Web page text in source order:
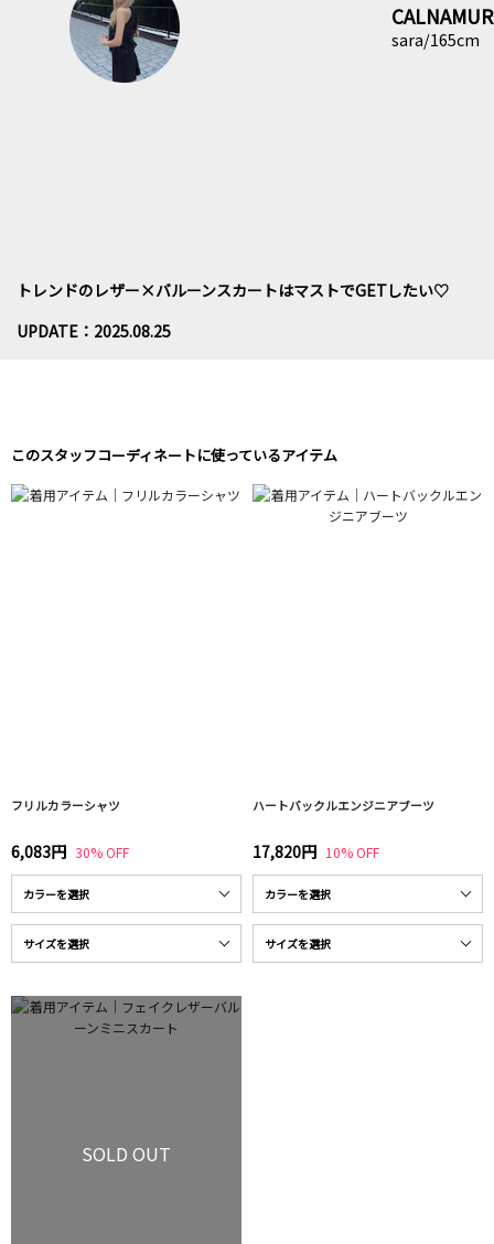
CALNAMUR
sara/165cm
トレンドのレザー×バルーンスカートはマストでGETしたい♡
UPDATE：2025.08.25
このスタッフコーディネートに使っているアイテム
フリルカラーシャツ
6,083円 30% OFF
ハートバックルエンジニアブーツ
17,820円 10% OFF
SOLD OUT